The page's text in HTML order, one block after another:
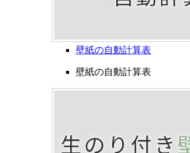
壁紙の自動計算表
壁紙の自動計算表